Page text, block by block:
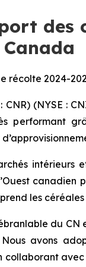
des
récolte 2024-
CNR) (NYSE :
performant
canadien
les
du
avons